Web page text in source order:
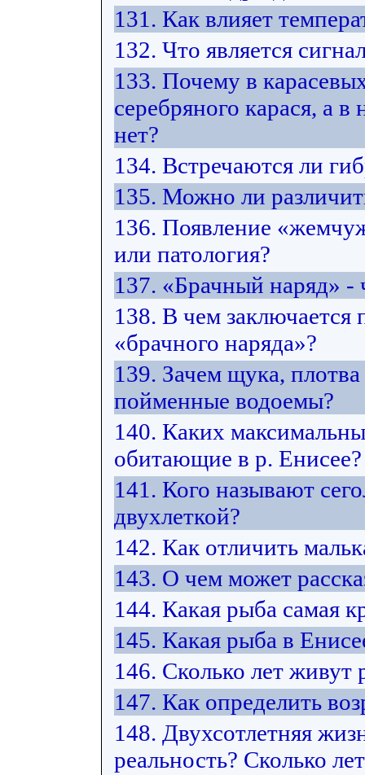
131. Как влияет
132. Что является
133. Почему в
серебряного карася, а
нет?
134. Встречаются ли
135. Можно ли
136. Появление
или патология?
137. «Брачный наряд» -
138. В чем заключается
«брачного наряда»?
139. Зачем щука,
пойменные водоемы?
140. Каких
обитающие в р. Енисее?
141. Кого называют
двухлеткой?
142. Как отличить
143. О чем может
144. Какая рыба самая
145. Какая рыба в
146. Сколько лет живут
147. Как определить
148. Двухсотлетняя
реальность? Сколько